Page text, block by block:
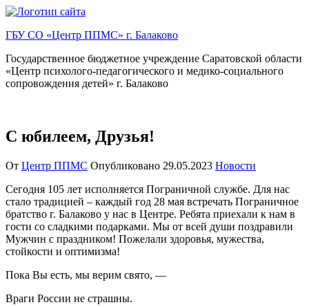
Перейти
содержимому
ГБУ СО «Центр ППМС» г. Балаково
Государственное бюджетное учреждение Саратовской области
«Центр психолого-педагогического и медико-социального
сопровождения детей» г. Балаково
С юбилеем, Друзья!
От Центр ППМС Опубликовано 29.05.2023 Новости
Сегодня 105 лет исполняется Пограничной службе. Для нас
стало традицией – каждый год 28 мая встречать Пограничное
братство г. Балаково у нас в Центре. Ребята приехали к нам в
гости со сладкими подарками. Мы от всей души поздравили
Мужчин с праздником! Пожелали здоровья, мужества,
стойкости и оптимизма!
Пока Вы есть, мы верим свято, —
Враги России не страшны.